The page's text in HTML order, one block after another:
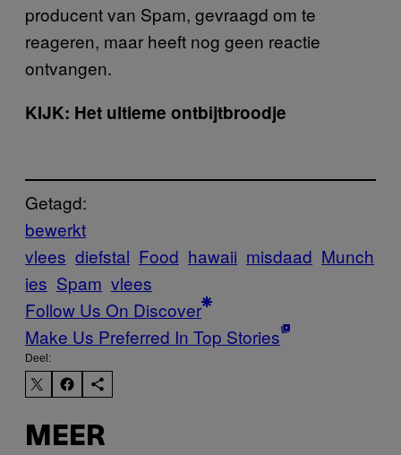
producent van Spam, gevraagd om te
reageren, maar heeft nog geen reactie
ontvangen.
KIJK: Het ultieme ontbijtbroodje
Getagd:
bewerkt
vlees diefstal Food hawaii misdaad Munch
ies Spam vlees
Follow Us On Discover
Make Us Preferred In Top Stories
Deel:
MEER